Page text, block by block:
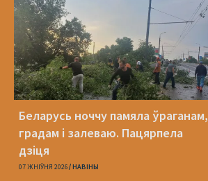
Беларусь ноччу памяла ўраганам,
градам і залеваю. Пацярпела
дзіця
07 ЖНІЎНЯ 2026 НАВІНЫ